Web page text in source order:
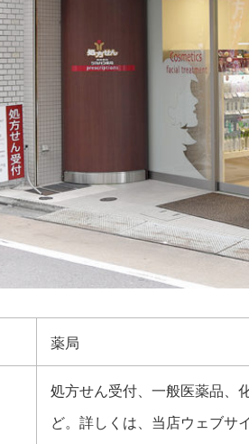
薬局
処方せん受付、一般医薬品、
ど。詳しくは、当店ウェブサ